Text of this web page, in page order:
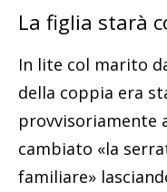
La figlia starà
In lite col marito
della coppia era
provvisoriamente
cambiato «la
familiare»